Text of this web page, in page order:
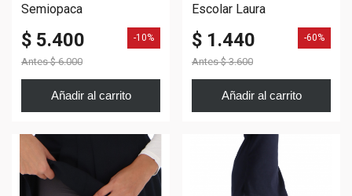
Semiopaca
$ 5.400
Antes $ 6.000
-10%
Añadir al carrito
Escolar Laura
$ 1.440
Antes $ 3.600
-60%
Añadir al carrito